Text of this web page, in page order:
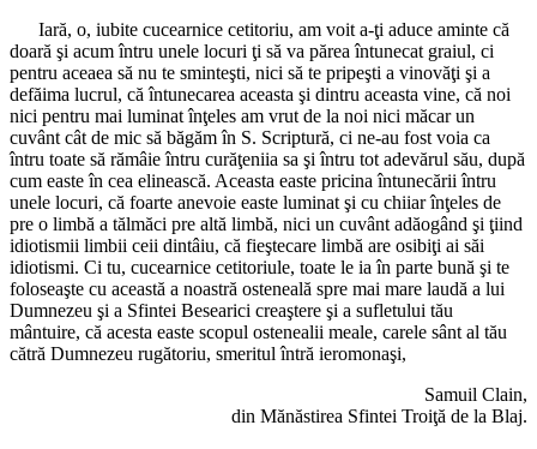
Iară, o, iubite cucearnice cetitoriu, am voit a-ţi aduce aminte că
doară şi acum întru unele locuri ţi să va părea întunecat graiul, ci
pentru aceaea să nu te sminteşti, nici să te pripeşti a vinovăţi şi a
defăima lucrul, că întunecarea aceasta şi dintru aceasta vine, că noi
nici pentru mai luminat înţeles am vrut de la noi nici măcar un
cuvânt cât de mic să băgăm în S. Scriptură, ci ne-au fost voia ca
întru toate să rămâie întru curăţeniia sa şi întru tot adevărul său, după
cum easte în cea elinească. Aceasta easte pricina întunecării întru
unele locuri, că foarte anevoie easte luminat şi cu chiiar înţeles de
pre o limbă a tălmăci pre altă limbă, nici un cuvânt adăogând şi ţiind
idiotismii limbii ceii dintâiu, că fieştecare limbă are osibiţi ai săi
idiotismi. Ci tu, cucearnice cetitoriule, toate le ia în parte bună şi te
foloseaşte cu această a noastră osteneală spre mai mare laudă a lui
Dumnezeu şi a Sfintei Besearici creaştere şi a sufletului tău
mântuire, că acesta easte scopul ostenealii meale, carele sânt al tău
cătră Dumnezeu rugătoriu, smeritul întră ieromonaşi,
Samuil Clain,
din Mănăstirea Sfintei Troiţă de la Blaj.